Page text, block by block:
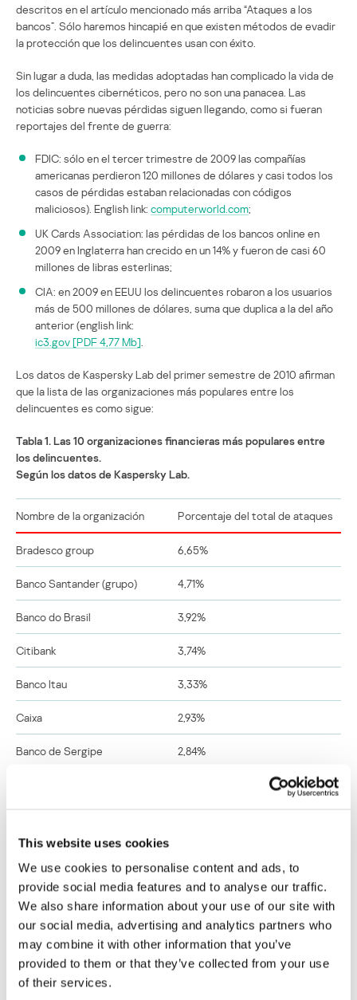
This website uses cookies
We use cookies to personalise content and ads, to
provide social media features and to analyse our traffic.
We also share information about your use of our site with
our social media, advertising and analytics partners who
may combine it with other information that you’ve
provided to them or that they’ve collected from your use
of their services.
descritos en el artículo mencionado más arriba “Ataques a los
bancos”. Sólo haremos hincapié en que existen métodos de evadir
la protección que los delincuentes usan con éxito.
Sin lugar a duda, las medidas adoptadas han complicado la vida de
los delincuentes cibernéticos, pero no son una panacea. Las
noticias sobre nuevas pérdidas siguen llegando, como si fueran
reportajes del frente de guerra:
FDIC: sólo en el tercer trimestre de 2009 las compañías
americanas perdieron 120 millones de dólares y casi todos los
casos de pérdidas estaban relacionadas con códigos
maliciosos). English link: computerworld.com;
UK Cards Association: las pérdidas de los bancos online en
2009 en Inglaterra han crecido en un 14% y fueron de casi 60
millones de libras esterlinas;
CIA: en 2009 en EEUU los delincuentes robaron a los usuarios
más de 500 millones de dólares, suma que duplica a la del año
anterior (english link:
ic3.gov [PDF 4,77 Mb]
Los datos de Kaspersky Lab del primer semestre de 2010 afirman
que la lista de las organizaciones más populares entre los
delincuentes es como sigue:
Tabla 1. Las 10 organizaciones financieras más populares entre
los delincuentes.
Según los datos de Kaspersky Lab.
Nombre de la organización Porcentaje del total de ataques
Bradesco group 6,65%
Banco Santander (grupo) 4,71%
Banco do Brasil 3,92%
Citibank 3,74%
Banco Itau 3,33%
Caixa 2,93%
Banco de Sergipe 2,84%
Banco Nossa Caixa
Demás 65,27%
Hace vario años que esta lista prácticamente no sufre
modificaciones.